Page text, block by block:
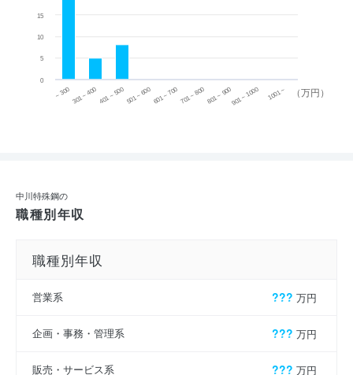
（万円）
~ 300 301 ~ 400 401 ~ 500501 ~ 600601 ~ 700701 ~ 800801 ~ 900901 ~ 1000 1001 ~
0
5
10
15
中川特殊鋼の
職種別年収
職種別年収
営業系 ??? 万円
企画・事務・管理系 ??? 万円
販売・サービス系 ??? 万円